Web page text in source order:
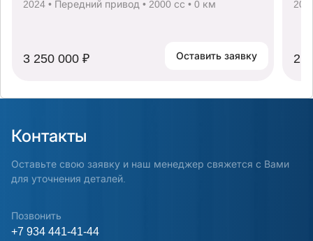
2024 • Передний привод • 2000 сс • 0 км
3 250 000 ₽ Оставить заявку 2
Контакты
Оставьте свою заявку и наш менеджер свяжется с Вами
для уточнения деталей.
Позвонить
+7 934 441-41-44